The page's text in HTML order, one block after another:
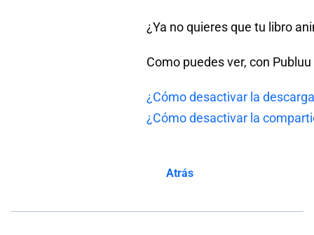
¿Ya no quieres que tu libro
Como puedes ver, con
¿Cómo desactivar la
¿Cómo desactivar la
Atrás